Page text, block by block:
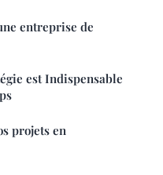
entreprise de
est Indispensable
projets en